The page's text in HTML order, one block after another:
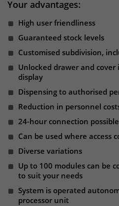
Your advantages:
High user friendliness
Guaranteed stock levels
Customised subdivision,
Unlocked drawer and cover
display
Dispensing to authorised
Reduction in personnel
24-hour connection
Can be used where access
Diverse variations
Up to 100 modules can be
to suit your needs
System is operated
processor unit
um eindeutige
identifizieren.
sind damit
unzugänglich.
Name _pk_ses
Anbieter Matomo
Laufzeit 30 Minuten
Das Cookie
Session Daten
Name _pk_cvar